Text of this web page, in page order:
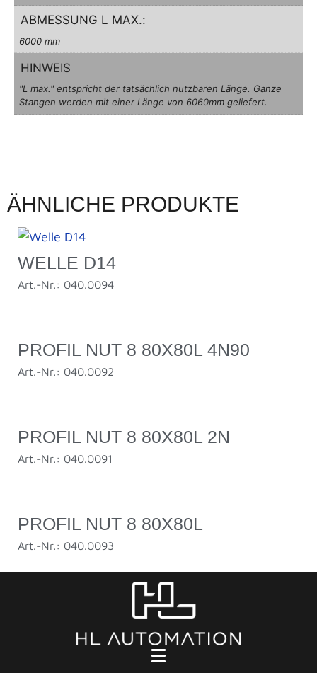
ABMESSUNG L MAX.:
6000 mm
HINWEIS
"L max." entspricht der tatsächlich nutzbaren Länge. Ganze
Stangen werden mit einer Länge von 6060mm geliefert.
ÄHNLICHE PRODUKTE
WELLE D14
Art.-Nr.: 040.0094
PROFIL NUT 8 80X80L 4N90
Art.-Nr.: 040.0092
PROFIL NUT 8 80X80L 2N
Art.-Nr.: 040.0091
PROFIL NUT 8 80X80L
Art.-Nr.: 040.0093